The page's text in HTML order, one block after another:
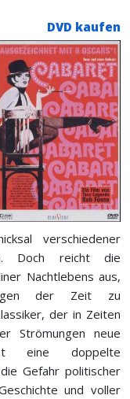
DVD kaufen
verschiedener
Doch reicht die
Nachtlebens aus,
der Zeit zu
der in Zeiten
Strömungen neue
doppelte
Gefahr politischer
und voller